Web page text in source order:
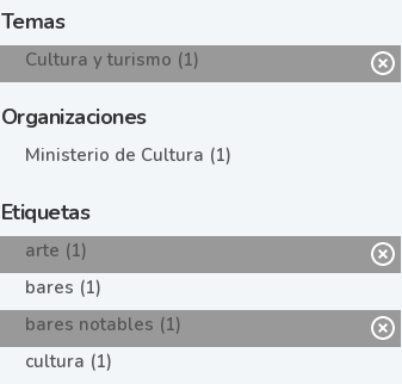
Temas
Cultura y turismo (1)
Organizaciones
Ministerio de Cultura (1)
Etiquetas
arte (1)
bares (1)
bares notables (1)
cultura (1)